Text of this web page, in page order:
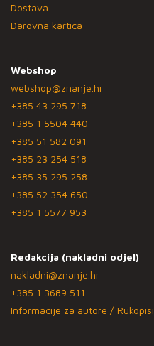
Dostava
Darovna kartica
Webshop
webshop@znanje.hr
+385 43 295 718
+385 1 5504 440
+385 51 582 091
+385 23 254 518
+385 35 295 258
+385 52 354 650
+385 1 5577 953
Redakcija (nakladni odjel)
nakladni@znanje.hr
+385 1 3689 511
Informacije za autore / Rukopisi